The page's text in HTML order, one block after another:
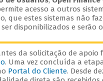
acesso a outros
que estes sistemas não
disponibilizados e serão
da solicitação de apoio
. Uma vez concluída a
Portal do Cliente. Desde